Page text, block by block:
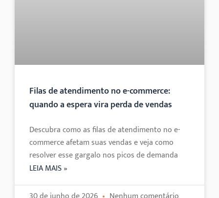
Filas de atendimento no e-commerce:
quando a espera vira perda de vendas
Descubra como as filas de atendimento no e-
commerce afetam suas vendas e veja como
resolver esse gargalo nos picos de demanda
LEIA MAIS »